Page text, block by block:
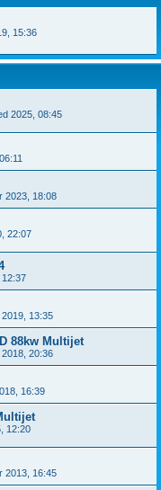
15:36
2025, 08:45
2023, 18:08
22:07
12:37
13:35
88kw Multijet
20:36
16:39
12:20
2013, 16:45